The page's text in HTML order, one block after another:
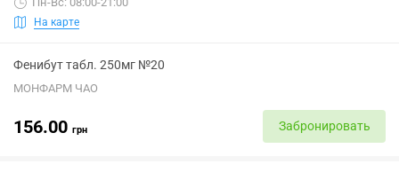
На карте
Фенибут табл. 250мг №20
МОНФАРМ ЧАО
156.00 грн Забронировать